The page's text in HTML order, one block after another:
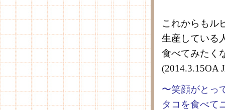
これからもル
生産している
食べてみたく
(2014.3.15OA
〜笑顔がとっ
タコを食べて